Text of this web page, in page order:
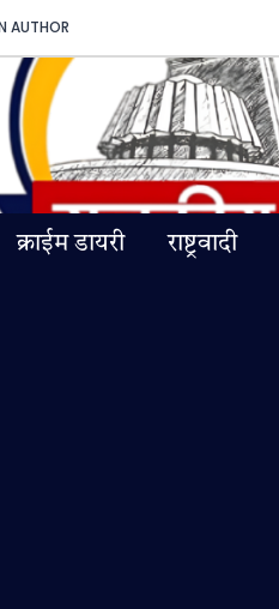
AUTHOR
क्राईम डायरी राष्ट्रवादी